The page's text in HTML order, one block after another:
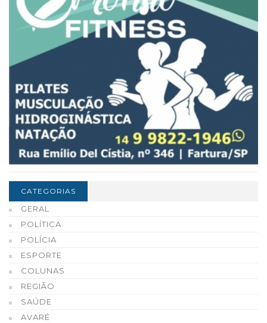
CATEGORIAS
GERAL
POLÍTICA
POLÍCIA
ESPORTE
COLUNAS
REGIÃO
SAÚDE
AVARÉ